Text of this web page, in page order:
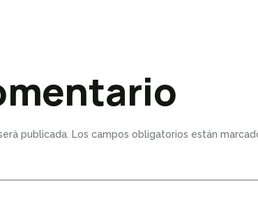
publicada. Los campos obligatorios están